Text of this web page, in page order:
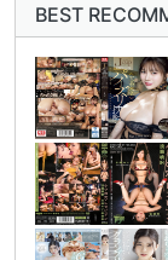
BEST